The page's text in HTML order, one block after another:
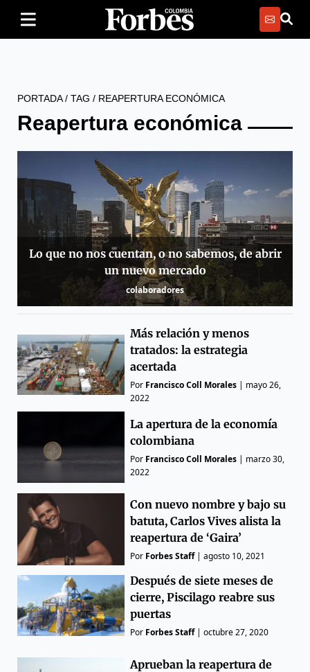
PORTADA/ TAG / REAPERTURA ECONÓMICA
Reapertura económica
Lo que no nos cuentan, o no sabemos, de abrir
un nuevo mercado
colaboradores
Más relación y menos
tratados: la estrategia
acertada
Por Francisco Coll Morales | mayo 26,
2022
La apertura de la economía
colombiana
Por Francisco Coll Morales | marzo 30,
2022
Con nuevo nombre y bajo su
batuta, Carlos Vives alista la
reapertura de ‘Gaira’
Por Forbes Staff|agosto 10, 2021
Después de siete meses de
cierre, Piscilago reabre sus
puertas
Por Forbes Staff|octubre 27, 2020
Aprueban la reapertura de